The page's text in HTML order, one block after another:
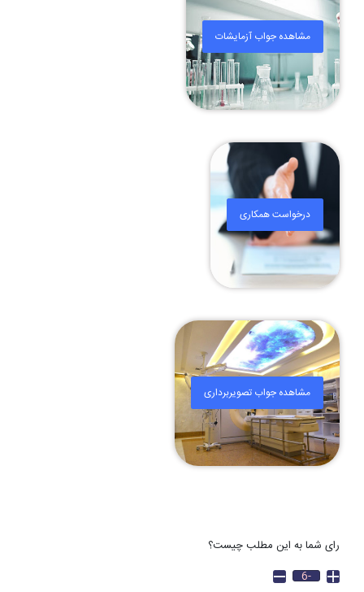
مشاهده جواب آزمایشات
درخواست همکاری
مشاهده جواب تصویربرداری
رای شما به این مطلب چیست؟
-6